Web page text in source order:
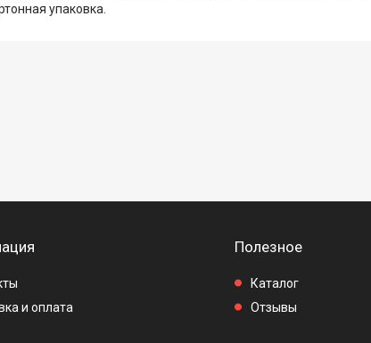
упаковка.
и оплата
Полезное
Каталог
Отзывы